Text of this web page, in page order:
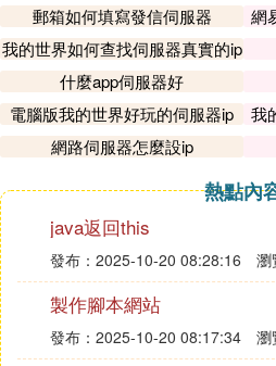
郵箱如何填寫發信伺服器
網
我的世界如何查找伺服器真實的ip
什麼app伺服器好
電腦版我的世界好玩的伺服器ip
我
網路伺服器怎麼設ip
熱點內
java返回this
發布：2025-10-20 08:28:16 瀏
製作腳本網站
發布：2025-10-20 08:17:34 瀏